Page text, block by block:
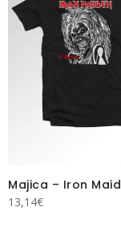
Majica – Iron
13,14€